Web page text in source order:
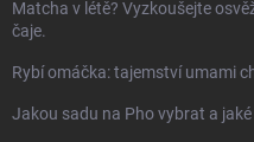
Matcha v létě? Vyzkoušejte
čaje.
Rybí omáčka: tajemství umami
Jakou sadu na Pho vybrat a